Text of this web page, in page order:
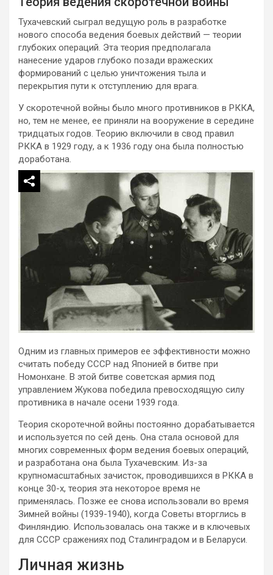
Тухачевский сыграл ведущую роль в разработке
нового способа ведения боевых действий — теории
глубоких операций. Эта теория предполагала
нанесение ударов глубоко позади вражеских
формирований с целью уничтожения тыла и
перекрытия пути к отступлению для врага.
У скоротечной войны было много противников в РККА,
но, тем не менее, ее приняли на вооружение в середине
тридцатых годов. Теорию включили в свод правил
РККА в 1929 году, а к 1936 году она была полностью
доработана.
Одним из главных примеров ее эффективности можно
считать победу СССР над Японией в битве при
Номонхане. В этой битве советская армия под
управлением Жукова победила превосходящую силу
противника в начале осени 1939 года.
Теория скоротечной войны постоянно дорабатывается
и используется по сей день. Она стала основой для
многих современных форм ведения боевых операций,
и разработана она была Тухачевским. Из-за
крупномасштабных зачисток, проводившихся в РККА в
конце 30-х, теория эта некоторое время не
применялась. Позже ее снова использовали во время
Зимней войны (1939-1940), когда Советы вторглись в
Финляндию. Использовалась она также и в ключевых
для СССР сражениях под Сталинградом и в Беларуси.
Личная жизнь